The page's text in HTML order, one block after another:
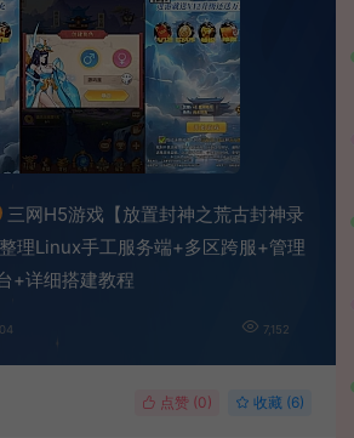
三网H5游戏【放置封神之荒古封神录
理Linux手工服务端+多区跨服+管理
+详细搭建教程
7,152
点赞 (0) 收藏 (6)